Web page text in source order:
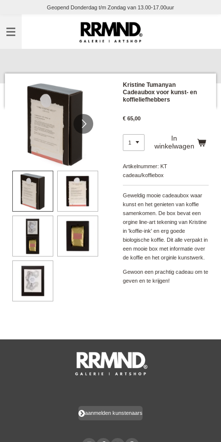
naar
de
Geopend Donderdag t/m Zondag van 13.00-17.00uur
Kristine Tumanyan
Cadeaubox voor kunst- en
koffieliefhebbers
€ 65,00
In
winkelwagen
Artikelnummer: KT
cadeau/koffiebox
Geweldig mooie cadeaubox waar
kunst en het genieten van koffie
samenkomen. De box bevat een
orgine line-art tekening van Kristine
in 'koffie-ink' en erg goede
biologische koffie. Dit alle verpakt in
een mooie box met informatie over
de koffie en het orginle kunstwerk.
Gewoon een prachtig cadeau om te
geven en te krijgen!
aanmelden kunstenaars